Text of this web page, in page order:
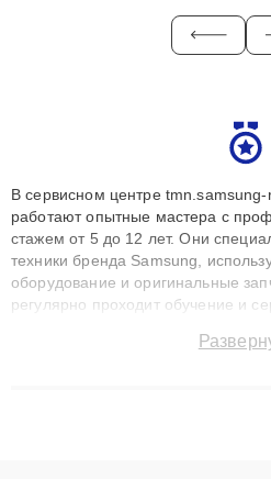
В сервисном центре
работают опытные мастера с
стажем от 5 до 12 лет. Они
техники бренда Samsung,
оборудование и оригинальные
регулярно проходит обучение и
технику с сохранением гарантии